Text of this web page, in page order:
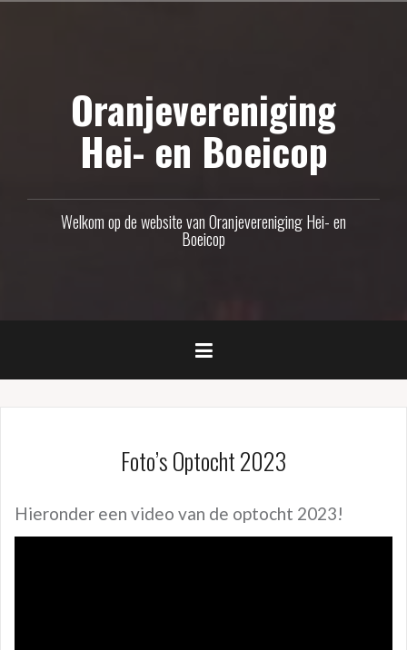
Oranjevereniging
Hei- en Boeicop
Welkom op de website van Oranjevereniging Hei- en
Boeicop
Foto’s Optocht 2023
Hieronder een video van de optocht 2023!